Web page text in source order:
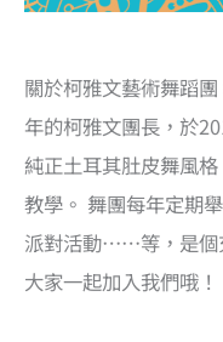
關於柯雅文藝術舞蹈
年的柯雅文團長，於
純正土耳其肚皮舞風
教學。 舞團每年定期
派對活動……等，是個
大家一起加入我們哦！